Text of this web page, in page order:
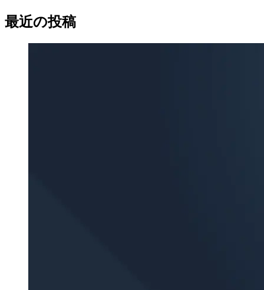
最近の投稿